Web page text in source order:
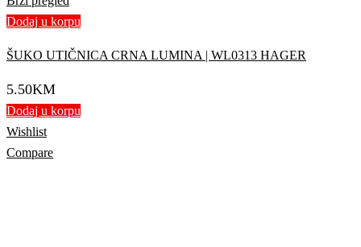
Dodaj u korpu
ŠUKO UTIČNICA CRNA LUMINA | WL0313 HAGER
5.50KM
Dodaj u korpu
Wishlist
Compare